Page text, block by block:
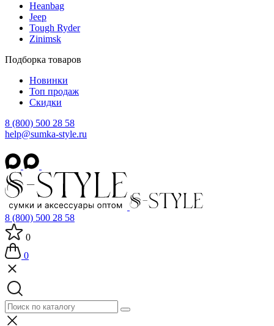
Heanbag
Jeep
Tough Ryder
Zinimsk
Подборка товаров
Новинки
Топ продаж
Скидки
8 (800) 500 28 58
help@sumka-style.ru
8 (800) 500 28 58
0
0